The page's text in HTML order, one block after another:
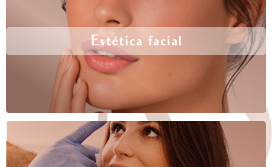
Estética facial